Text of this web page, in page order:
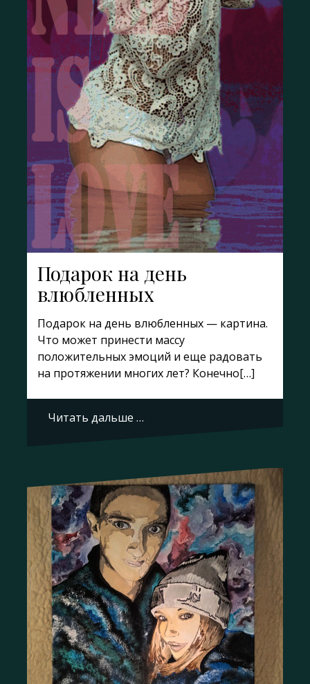
Подарок на день
влюбленных
Подарок на день влюбленных — картина.
Что может принести массу
положительных эмоций и еще радовать
на протяжении многих лет? Конечно[…]
Читать дальше …